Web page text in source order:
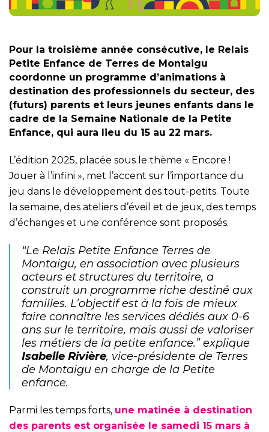
Pour la troisième année consécutive, le Relais
Petite Enfance de Terres de Montaigu
coordonne un programme d’animations à
destination des professionnels du secteur, des
(futurs) parents et leurs jeunes enfants dans le
cadre de la Semaine Nationale de la Petite
Enfance, qui aura lieu du 15 au 22 mars.
L’édition 2025, placée sous le thème « Encore !
Jouer à l’infini », met l’accent sur l’importance du
jeu dans le développement des tout-petits. Toute
la semaine, des ateliers d’éveil et de jeux, des temps
d’échanges et une conférence sont proposés.
“Le Relais Petite Enfance Terres de
Montaigu, en association avec plusieurs
acteurs et structures du territoire, a
construit un programme riche destiné aux
familles. L’objectif est à la fois de mieux
faire connaître les services dédiés aux 0-6
ans sur le territoire, mais aussi de valoriser
les métiers de la petite enfance.” explique
Isabelle Rivière, vice-présidente de Terres
de Montaigu en charge de la Petite
enfance.
Parmi les temps forts, une matinée à destination
des parents est organisée le samedi 15 mars à